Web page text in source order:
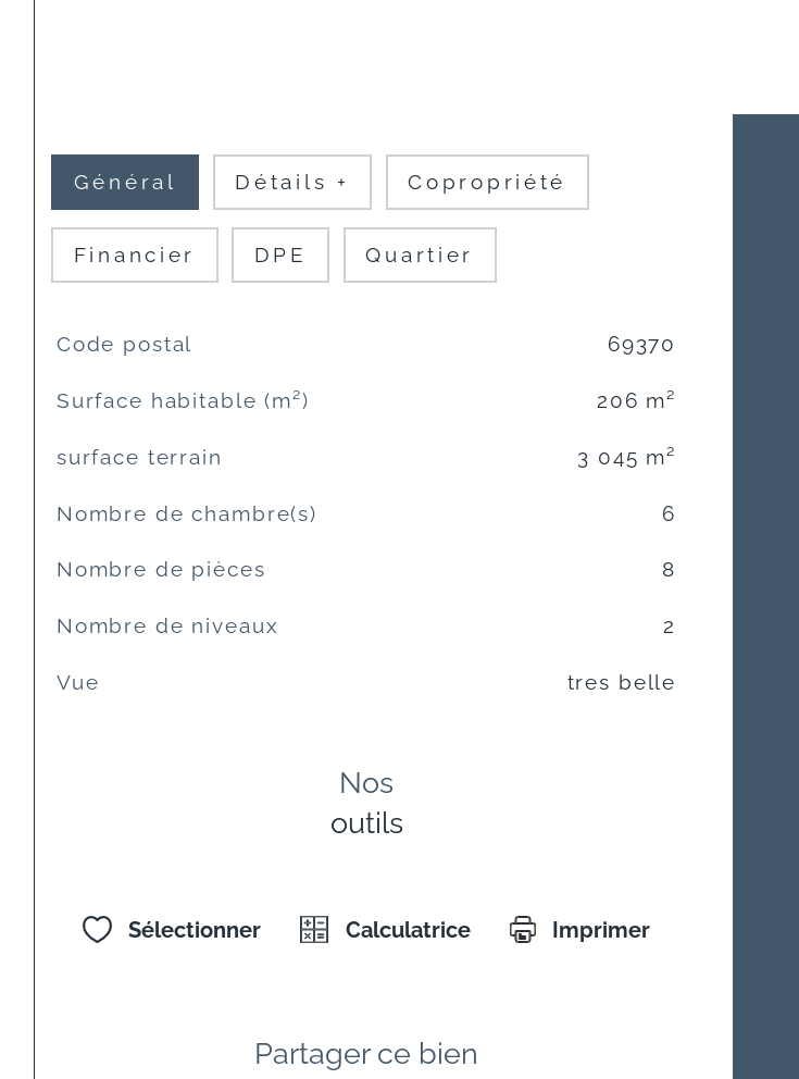
Général Détails + Copropriété
Financier DPE Quartier
TRAD_SIROCCO_Caracteristique
Code postal 69370
Surface habitable (m²) 206 m²
surface terrain 3 045 m²
Nombre de chambre(s) 6
Nombre de pièces 8
Nombre de niveaux 2
Vue tres belle
Nos
outils
Sélectionner Calculatrice Imprimer
Partager ce bien